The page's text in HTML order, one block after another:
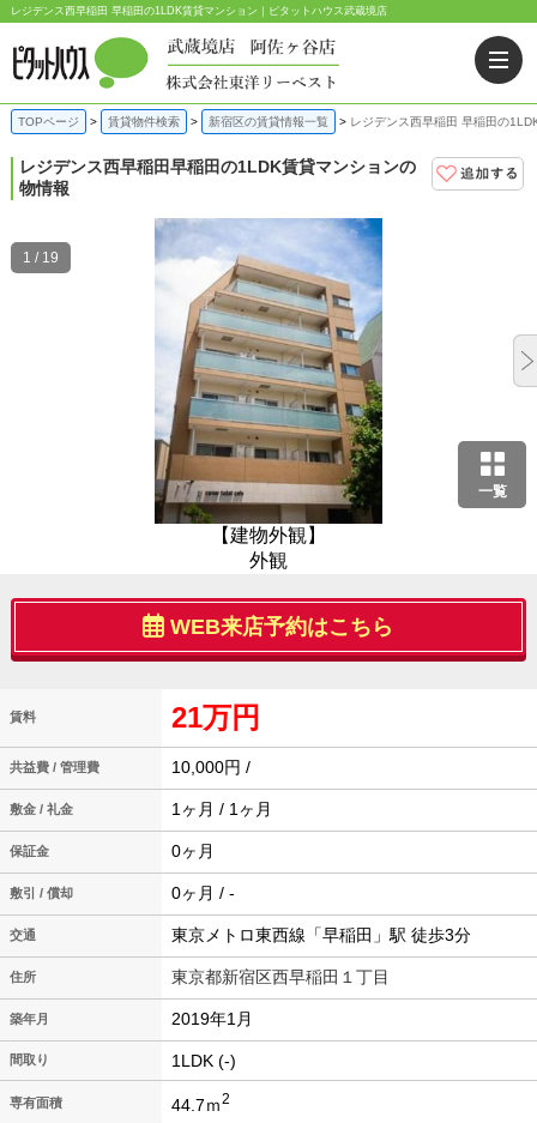
レジデンス西早稲田 早稲田の1LDK賃貸マンション｜ピタットハウス武蔵境店
TOPページ 賃貸物件検索 新宿区の賃貸情報一覧 レジデンス西早稲田 早稲田の
レジデンス西早稲田早稲田の1LDK賃貸マンションの
物情報
一覧
【建物外観】
外観
1 / 19
WEB来店予約はこちら
賃料 21万円
共益費 / 管理費 10,000円 /
敷金 / 礼金 1ヶ月 / 1ヶ月
保証金 0ヶ月
敷引 / 償却 0ヶ月 / -
交通 東京メトロ東西線「早稲田」駅 徒歩3分
住所 東京都新宿区西早稲田１丁目
築年月 2019年1月
間取り 1LDK (-)
専有面積 44.7ｍ2